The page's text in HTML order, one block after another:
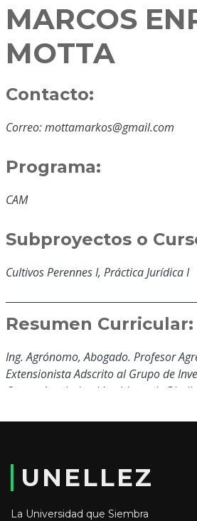
MARCOS
MOTTA
Contacto:
Correo: mottamarkos@gmail.com
Programa:
CAM
Subproyectos o
Cultivos Perennes I, Práctica Jurídica I
Resumen Curricular:
Ing. Agrónomo, Abogado. Profesor
Extensionista Adscrito al Grupo de
Cacao, Asociado al Institituto de
Portuguesa.
Educación y
UNELLEZ
La Universidad que Siembra